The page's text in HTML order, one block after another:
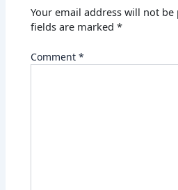
Your email address will not be
fields are marked*
Comment*